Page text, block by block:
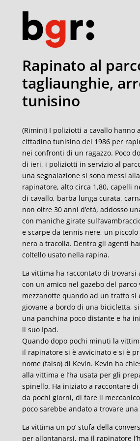
Rapinato al
tagliaunghie,
tunisino
(Rimini) I poliziotti a cavallo hanno
cittadino tunisino del 1986 per
nei confronti di un ragazzo. Poco
di ieri, i poliziotti in servizio al
una segnalazione si sono messi
rapinatore, alto circa 1,80, capelli
di cavallo, barba lunga curata,
non oltre 30 anni d’età, addosso
con maniche girate
e scarpe da tennis nere, un
nera a tracolla. Dentro gli agenti
coltello usato nella rapina.
La vittima ha raccontato di trovarsi
con un amico nel gazebo del parco
mezzanotte quando ad un tratto si
giovane a bordo di una bicicletta,
una panchina poco distante e ha
il suo Ipad.
Quando dopo pochi minuti la
il rapinatore si è avvicinato e si è
nome (falso) di Kevin. Kevin ha
alla vittima e l’ha usata per gli
spinello. Ha iniziato a raccontare
da pochi giorni, di fare il
poco sarebbe andato a trovare una
La vittima un po’ stufa della
per allontanarsi, ma il rapinatore